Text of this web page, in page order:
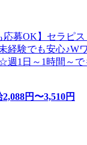
応募OK】セラピ
経験でも安心♪W
週1日～1時間～で
2,088円〜3,510円